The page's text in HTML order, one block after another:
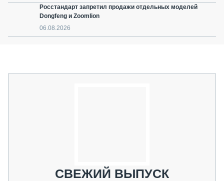
Росстандарт запретил продажи отдельных моделей
Dongfeng и Zoomlion
06.08.2026
СВЕЖИЙ ВЫПУСК